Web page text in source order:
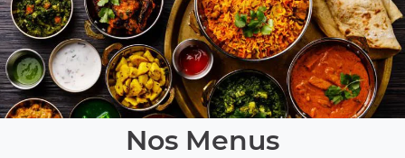
Nos Menus